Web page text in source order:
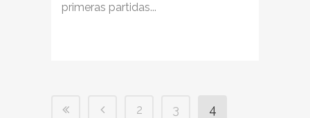
primeras partidas...
2 3 4